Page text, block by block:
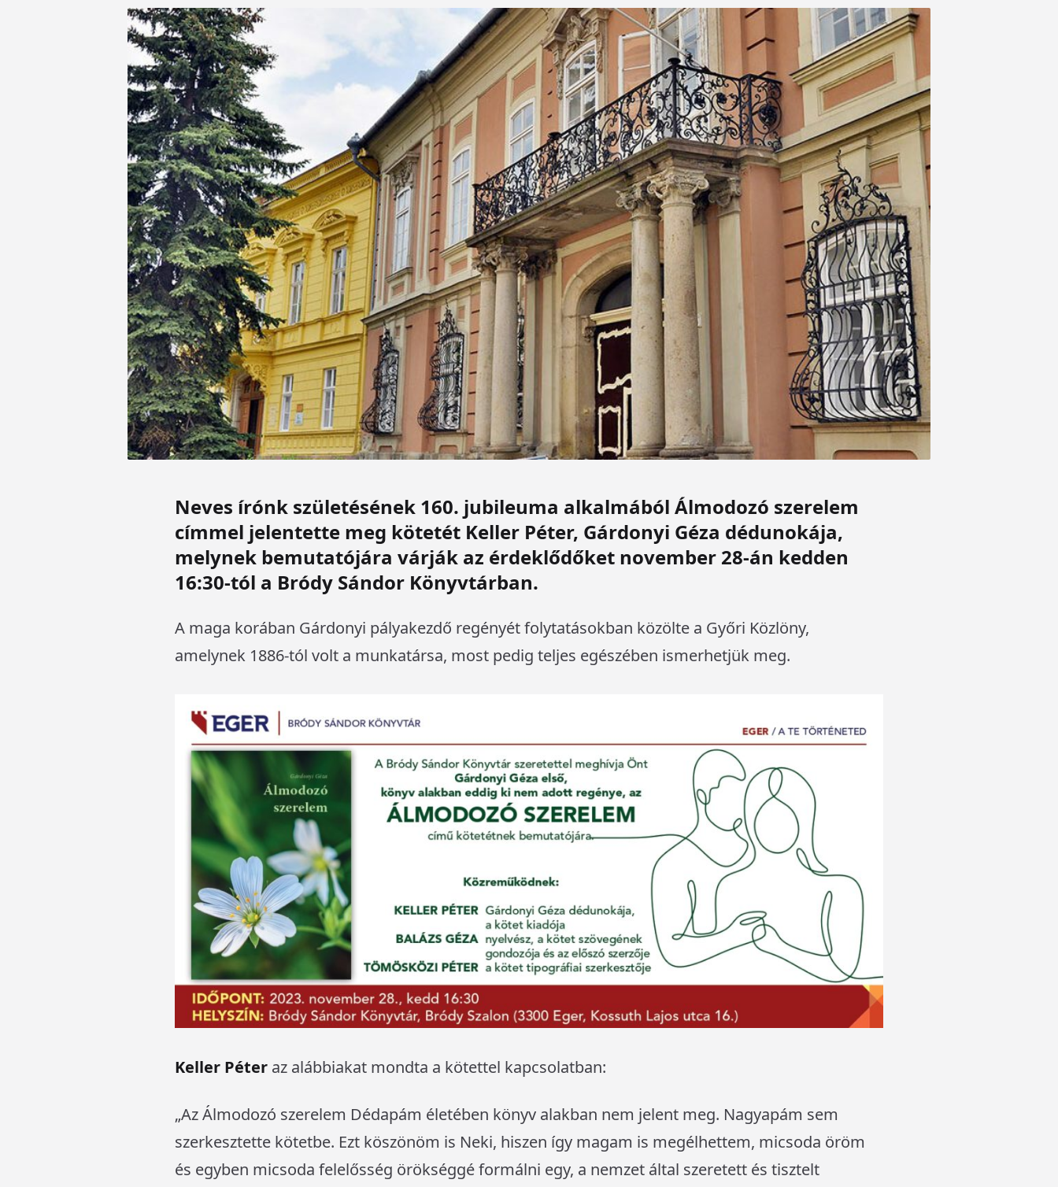
Neves írónk születésének 160. jubileuma alkalmából Álmodozó szerelem
címmel jelentette meg kötetét Keller Péter, Gárdonyi Géza dédunokája,
melynek bemutatójára várják az érdeklődőket november 28-án kedden
16:30-tól a Bródy Sándor Könyvtárban.
A maga korában Gárdonyi pályakezdő regényét folytatásokban közölte a Győri Közlöny,
amelynek 1886-tól volt a munkatársa, most pedig teljes egészében ismerhetjük meg.
Keller Péter az alábbiakat mondta a kötettel kapcsolatban:
„Az Álmodozó szerelem Dédapám életében könyv alakban nem jelent meg. Nagyapám sem
szerkesztette kötetbe. Ezt köszönöm is Neki, hiszen így magam is megélhettem, micsoda öröm
és egyben micsoda felelősség örökséggé formálni egy, a nemzet által szeretett és tisztelt